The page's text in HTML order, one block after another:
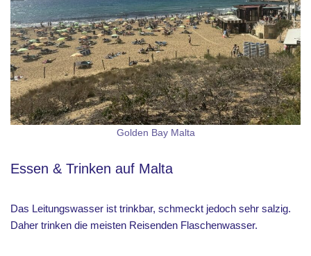
Golden Bay Malta
Essen & Trinken auf Malta
Das Leitungswasser ist trinkbar, schmeckt jedoch sehr salzig.
Daher trinken die meisten Reisenden Flaschenwasser.